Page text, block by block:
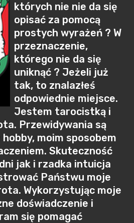
których nie nie da się
opisać za pomocą
prostych wyrażeń ? W
przeznaczenie,
którego nie da się
uniknąć ? Jeżeli już
tak, to znalazłeś
odpowiednie miejsce.
Jestem tarocistką i
Przewidywania są
moim sposobem
Skuteczność
jak i rzadka intuicja
Państwu moje
Wykorzystując moje
doświadczenie i
się pomagać